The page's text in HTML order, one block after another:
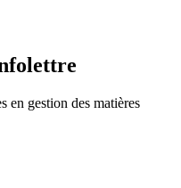
en gestion des matières